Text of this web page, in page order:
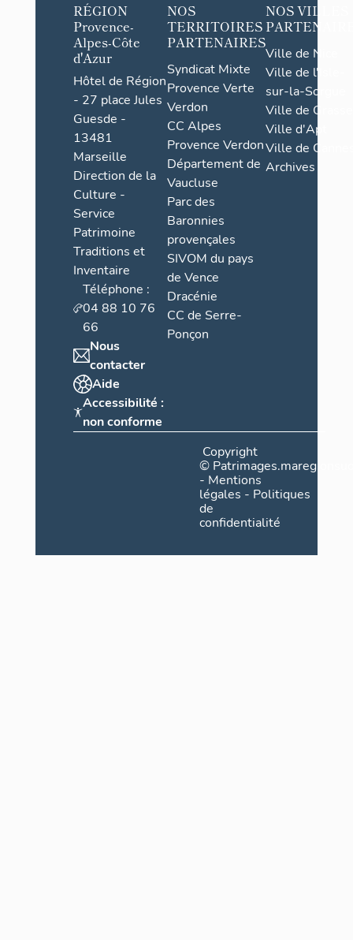
RÉGION
Provence-
Alpes-Côte
d'Azur
Hôtel de Région
- 27 place Jules
Guesde -
13481
Marseille
Direction de la
Culture -
Service
Patrimoine
Traditions et
Inventaire
Téléphone :
04 88 10 76
66
Nous
contacter
Aide
Accessibilité :
non conforme
NOS
TERRITOIRES
PARTENAIRES
Syndicat Mixte
Provence Verte
Verdon
CC Alpes
Provence Verdon
Département de
Vaucluse
Parc des
Baronnies
provençales
SIVOM du pays
de Vence
Dracénie
CC de Serre-
Ponçon
NOS VILLES
Ville de Nice
Ville de l'Isle-
sur-la-Sorgue
Ville de Grasse
Ville d'Apt
Ville de
Archives
Copyright
©
- Mentions
légales - Politiques
de
confidentialité